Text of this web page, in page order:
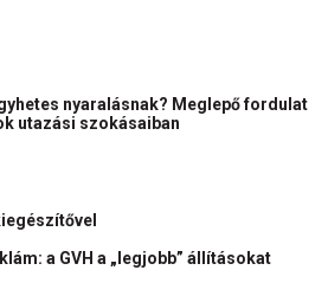
nyaralásnak? Meglepő fordulat
utazási szokásaiban
a GVH a „legjobb” állításokat